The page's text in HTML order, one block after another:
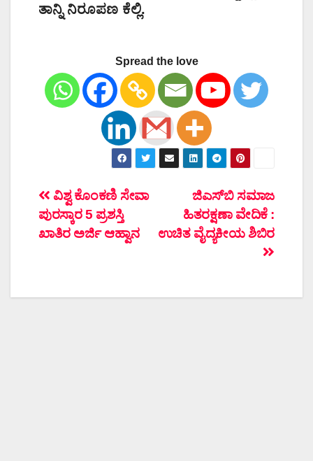
ತಾನ್ನಿ ನಿರೂಪಣ ಕೆಲ್ಲಿ.
Spread the love
ಲೇಖನದ
ನ್ಯಾವಿಗೇಶನ್
ಜಿ‌ಎಸ್‌ಬಿ ಸಮಾಜ
ಹಿತರಕ್ಷಣಾ ವೇದಿಕೆ :
ಉಚಿತ ವೈದ್ಯಕೀಯ ಶಿಬಿರ
ವಿಶ್ವ ಕೊಂಕಣಿ ಸೇವಾ
ಪುರಸ್ಕಾರ 5 ಪ್ರಶಸ್ತಿ
ಖಾತಿರ ಅರ್ಜಿ ಆಹ್ವಾನ